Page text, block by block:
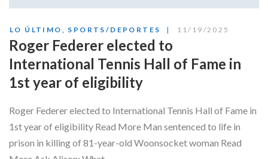
LO ÚLTIMO SPORTS/DEPORTES 11/19/2025
Roger Federer elected to
International Tennis Hall of Fame in
1st year of eligibility
Roger Federer elected to International Tennis Hall of Fame in
1st year of eligibility Read More Man sentenced to life in
prison in killing of 81-year-old Woonsocket woman Read